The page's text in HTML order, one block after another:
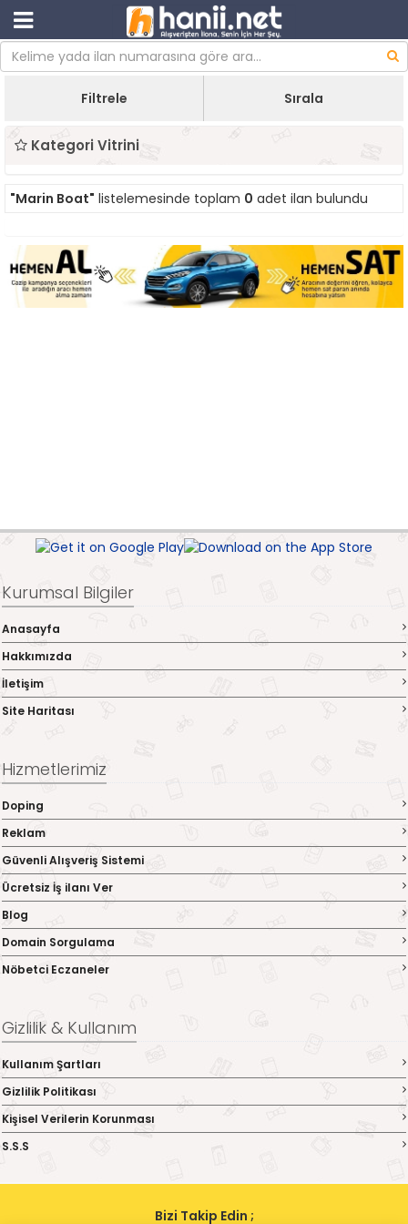
Filtrele Sırala
Kategori Vitrini
"Marin Boat" listelemesinde toplam 0 adet ilan bulundu
Kurumsal Bilgiler
Anasayfa
Hakkımızda
İletişim
Site Haritası
Hizmetlerimiz
Doping
Reklam
Güvenli Alışveriş Sistemi
Ücretsiz İş ilanı Ver
Blog
Domain Sorgulama
Nöbetci Eczaneler
Gizlilik & Kullanım
Kullanım Şartları
Gizlilik Politikası
Kişisel Verilerin Korunması
S.S.S
Bizi Takip Edin ;